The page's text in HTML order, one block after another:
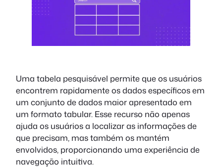
Uma tabela pesquisável permite que os usuários
encontrem rapidamente os dados específicos em
um conjunto de dados maior apresentado em
um formato tabular. Esse recurso não apenas
ajuda os usuários a localizar as informações de
que precisam, mas também os mantém
envolvidos, proporcionando uma experiência de
navegação intuitiva.